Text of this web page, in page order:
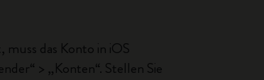
das Konto in iOS
> „Konten“. Stellen Sie